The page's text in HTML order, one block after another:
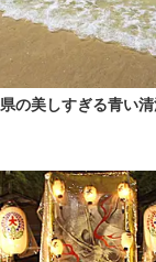
の美しすぎる青い